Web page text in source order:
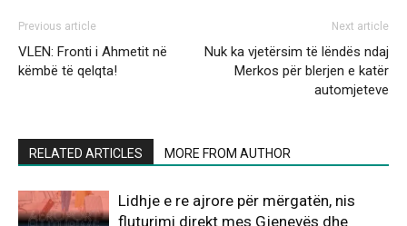
Previous article
VLEN: Fronti i Ahmetit në
këmbë të qelqta!
Next article
Nuk ka vjetërsim të lëndës ndaj
Merkos për blerjen e katër
automjeteve
RELATED ARTICLES MORE FROM AUTHOR
Lidhje e re ajrore për mërgatën, nis
fluturimi direkt mes Gjenevës dhe